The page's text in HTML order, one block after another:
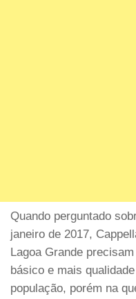
Quando perguntado
janeiro de 2017,
Lagoa Grande
básico e mais
população, porém na